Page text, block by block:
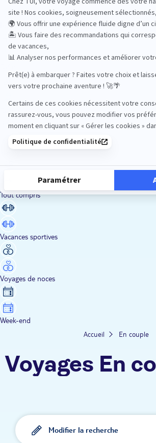
Road Trips
Sénior
Tout compris
Vacances sportives
Voyages de noces
Week-end
Accueil En couple
Voyages En
Modifier la recherche